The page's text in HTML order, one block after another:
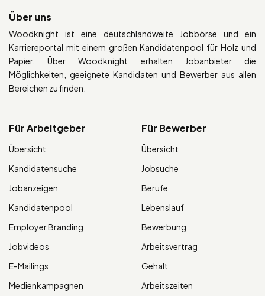
Über uns
Woodknight ist eine deutschlandweite Jobbörse und ein
Karriereportal mit einem großen Kandidatenpool für Holz und
Papier. Über Woodknight erhalten Jobanbieter die
Möglichkeiten, geeignete Kandidaten und Bewerber aus allen
Bereichen zu finden.
Für Arbeitgeber
Übersicht
Kandidatensuche
Jobanzeigen
Kandidatenpool
Employer Branding
Jobvideos
E-Mailings
Medienkampagnen
Für Bewerber
Übersicht
Jobsuche
Berufe
Lebenslauf
Bewerbung
Arbeitsvertrag
Gehalt
Arbeitszeiten